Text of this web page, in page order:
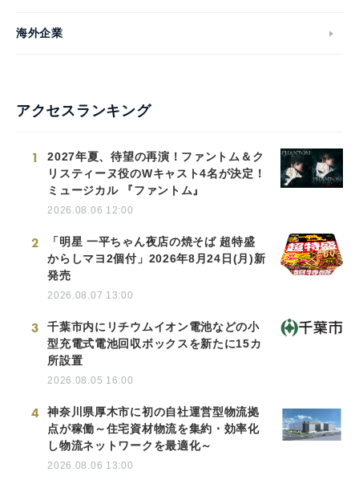
海外企業
アクセスランキング
1
2027年夏、待望の再演！ファントム＆ク
リスティーヌ役のWキャスト4名が決定！
ミュージカル 『ファントム』
2026.08.06 12:00
2
「明星 一平ちゃん夜店の焼そば 超特盛
からしマヨ2個付」2026年8月24日(月)新
発売
2026.08.07 13:00
3
千葉市内にリチウムイオン電池などの小
型充電式電池回収ボックスを新たに15カ
所設置
2026.08.05 16:00
4
神奈川県厚木市に初の自社運営型物流拠
点が稼働～住宅資材物流を集約・効率化
し物流ネットワークを最適化～
2026.08.06 13:00